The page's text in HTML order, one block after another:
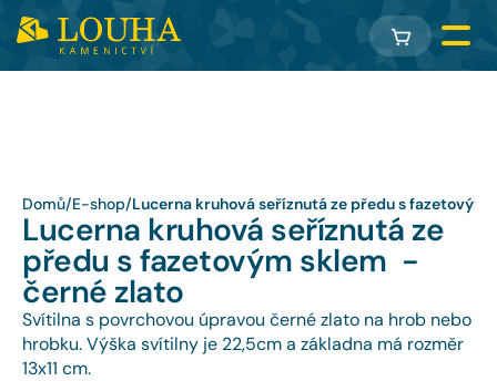
Domů/E-shop/Lucerna kruhová seříznutá ze předu s fazetovým
Lucerna kruhová seříznutá ze
předu s fazetovým sklem  -
černé zlato
Svítilna s povrchovou úpravou černé zlato na hrob nebo
hrobku. Výška svítilny je 22,5cm a základna má rozměr
13x11 cm.